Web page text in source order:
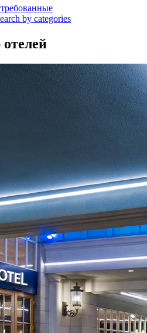
by categories